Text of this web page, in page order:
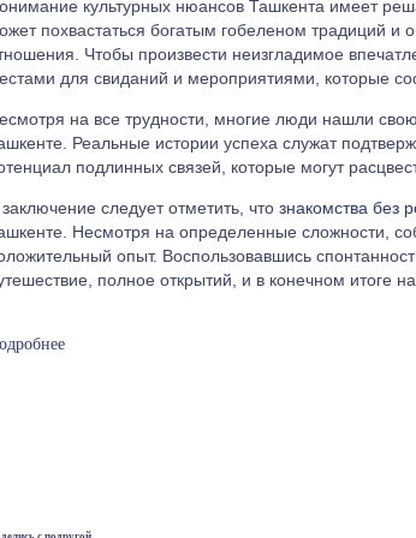
культурных нюансов Ташкента имеет
похвастаться богатым гобеленом традиций
Чтобы произвести неизгладимое
для свиданий и мероприятиями, которые
на все трудности, многие люди нашли
Реальные истории успеха служат
подлинных связей, которые могут
следует отметить, чтознакомства без
Несмотря на определенные сложности,
опыт. Воспользовавшись
полное открытий, и в конечном итоге